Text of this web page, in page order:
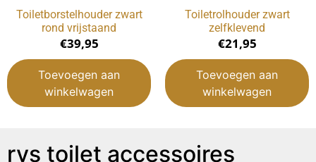
Toiletborstelhouder zwart
rond vrijstaand
€39,95
Toevoegen aan
winkelwagen
Toiletrolhouder zwart
zelfklevend
€21,95
Toevoegen aan
winkelwagen
rvs toilet accessoires